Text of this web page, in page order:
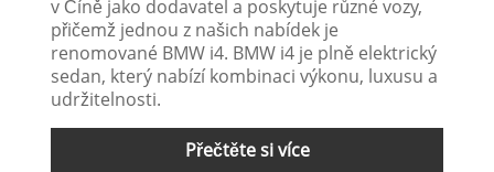
v Číně jako dodavatel a poskytuje různé vozy,
přičemž jednou z našich nabídek je
renomované BMW i4. BMW i4 je plně elektrický
sedan, který nabízí kombinaci výkonu, luxusu a
udržitelnosti.
Přečtěte si více